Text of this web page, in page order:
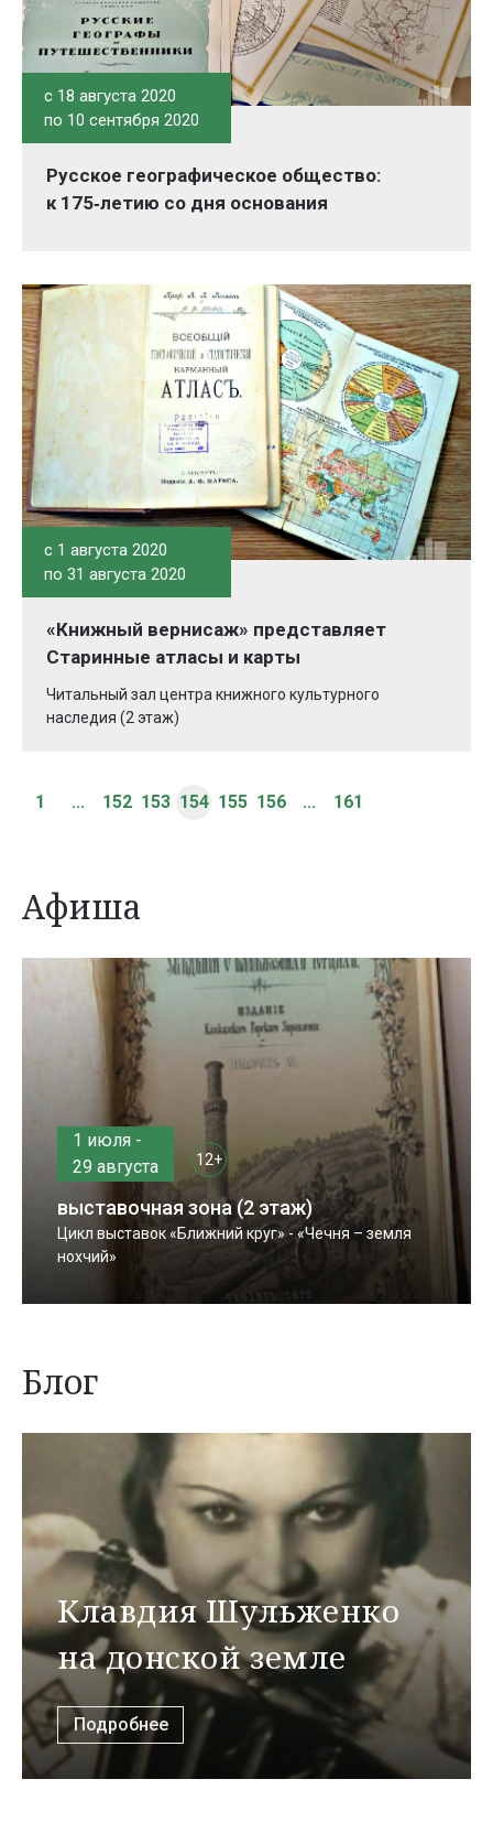
c 18 августа 2020
по 10 сентября 2020
Русское географическое общество:
к 175‑летию со дня основания
c 1 августа 2020
по 31 августа 2020
«Книжный вернисаж» представляет
Старинные атласы и карты
Читальный зал центра книжного культурного
наследия (2 этаж)
1 ... 152 153 154 155 156 ... 161
Афиша
1 июля -
29 августа
12+
выставочная зона (2 этаж)
Цикл выставок «Ближний круг» - «Чечня – земля
нохчий»
Блог
Клавдия Шульженко
на донской земле
Подробнее